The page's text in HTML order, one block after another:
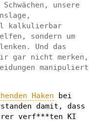
unsere
kalkulierbar
sondern um
Und das
gar nicht merken,
manipuliert
Haken bei
damit, dass
verf***ten KI